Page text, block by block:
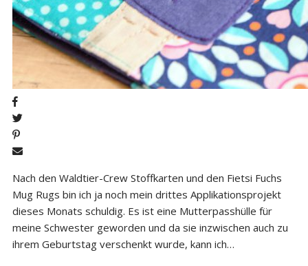
Nach den Waldtier-Crew Stoffkarten und den Fietsi Fuchs
Mug Rugs bin ich ja noch mein drittes Applikationsprojekt
dieses Monats schuldig. Es ist eine Mutterpasshülle für
meine Schwester geworden und da sie inzwischen auch zu
ihrem Geburtstag verschenkt wurde, kann ich…